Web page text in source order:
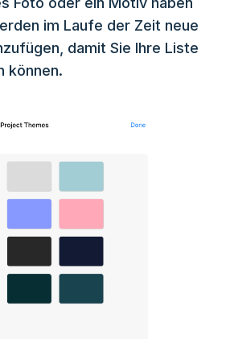
im Laufe der Zeit neue
damit Sie Ihre Liste
können.